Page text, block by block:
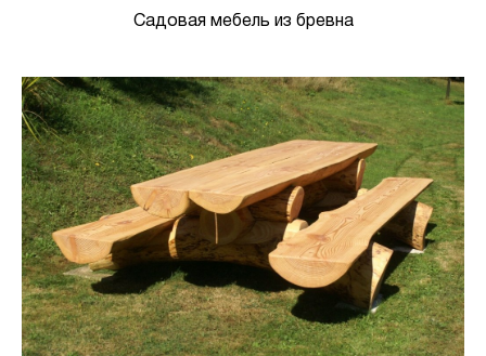
Садовая мебель из бревна